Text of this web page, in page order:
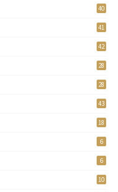
40
41
42
28
28
43
18
6
6
10